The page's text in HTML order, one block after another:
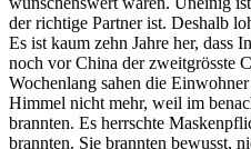
der richtige Partner ist. Deshalb
Es ist kaum zehn Jahre her, dass
noch vor China der zweitgrösste
Wochenlang sahen die
Himmel nicht mehr, weil im
brannten. Es herrschte
brannten. Sie brannten bewusst,